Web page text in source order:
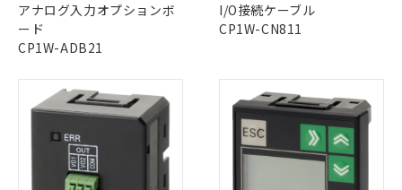
X
"対応済み"や非含有の記載がされた商品であっても、流通
在庫等で未対応品が混在する可能性があります。
非含有品が必要な際は、弊社営業部門もしくは販売店へお
問い合わせください。
その他の認証はこちらのページからご検索ください
アナログ入力オプションボ
ード
CP1W-ADB21
I/O接続ケーブル
CP1W-CN811
ご利用条件
以下の条件をお読みいただき、同意のうえ
※1 対応状況
対応済み：EU RoHS指令（10物質）の
非含有に対応した製品が提供可能な商品で
す。
対応予定：EU RoHS指令（10物質）の非含
有に対応した製品に切り替える予定のある
商品です。
対応予定なし：EU RoHS指令（10物質）の